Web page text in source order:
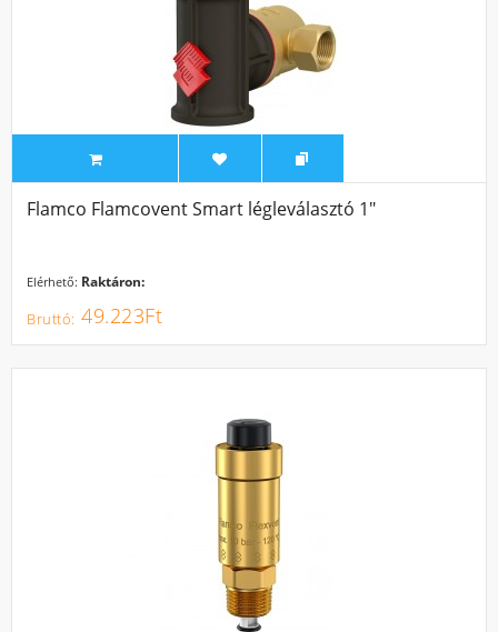
Flamco Flamcovent Smart légleválasztó 1"
Elérhető: Raktáron:
49.223Ft